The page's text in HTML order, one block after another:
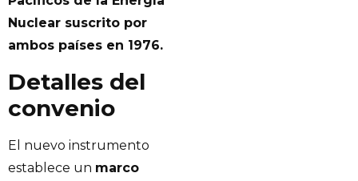
Nuclear suscrito por
ambos países en 1976.
Detalles del
convenio
El nuevo instrumento
establece un marco